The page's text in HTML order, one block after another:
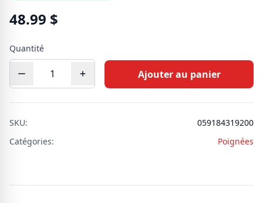
48.99 $
Quantité
Ajouter au panier
SKU:
059184319200
Catégories:
Poignées